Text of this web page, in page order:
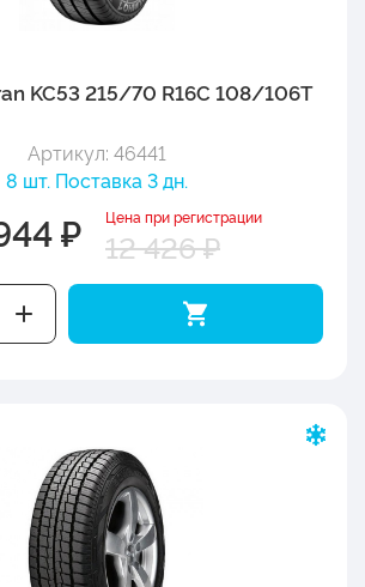
KC53 215/70 R16C 108/106T
Артикул: 46441
8 шт. Поставка 3 дн.
₽ Цена при регистрации
12 426 ₽